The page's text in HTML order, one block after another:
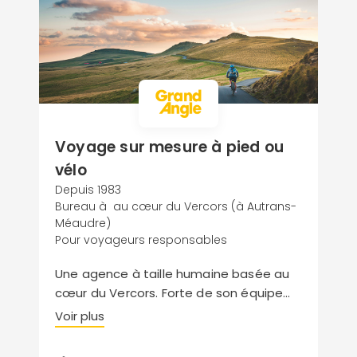
Voyage sur mesure à pied ou
vélo
Depuis 1983
Bureau à au cœur du Vercors (à Autrans-
Méaudre)
Pour voyageurs responsables
Une agence à taille humaine basée au
cœur du Vercors. Forte de son équipe
de passionnés et avec une écoute
client toute particulière, laissez-vous
Voir plus